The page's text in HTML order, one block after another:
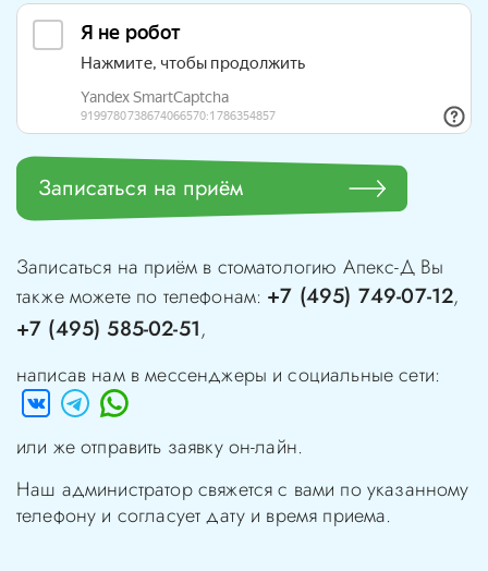
Записаться на приём
Записаться на приём в стоматологию Апекс-ДВы
также можете по телефонам: +7 (495) 749-07-12,
+7 (495) 585-02-51,
написав нам в мессенджеры и социальные сети:
или же отправить заявку он-лайн.
Наш администратор свяжется с вами по указанному
телефону и согласует дату и время приема.